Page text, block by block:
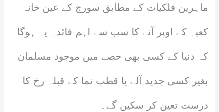
ماہرین فلکیات کے مطابق سورج کے عین خانہ
کعبہ کے اوپر آنے کا سب سے اہم فائدہ یہ ہوگا
کہ دنیا کے کسی بھی حصے میں موجود مسلمان
بغیر کسی جدید آلے یا قطب نما کے قبلہ رخ کا
درست تعین کر سکیں گے۔